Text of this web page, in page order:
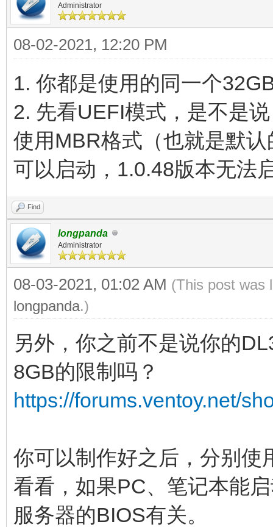
Administrator
08-02-2021, 12:20 PM
1. 你都是使用的同一个
2. 先看UEFI模式，是不是
使用MBR格式（也就是默
可以启动，1.0.48版本无法
Find
longpanda
Administrator
08-03-2021, 01:02 AM (This post was
longpanda.)
另外，你之前不是说你的
8GB的限制吗？
https://forums.ventoy.net/
你可以制作好之后，分别使
看看，如果PC、笔记本能
服务器的BIOS有关。